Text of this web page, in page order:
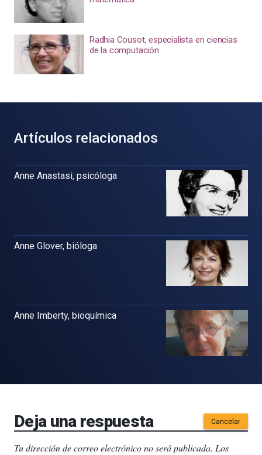
Radhia Cousot, especialista en ciencias
de la computación
Artículos relacionados
Anne Anastasi, psicóloga
Anne Glover, bióloga
Anne Imberty, bioquímica
Deja una respuesta Cancelar
Tu dirección de correo electrónico no será publicada. Los